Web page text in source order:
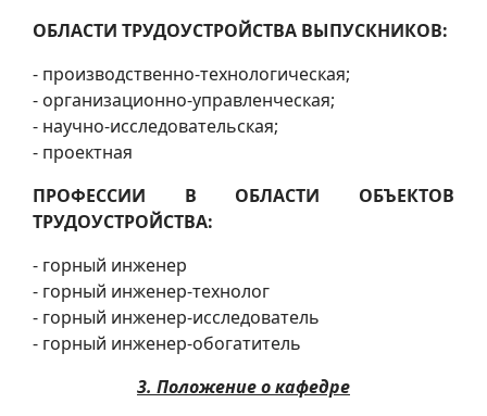
ОБЛАСТИ ТРУДОУСТРОЙСТВА ВЫПУСКНИКОВ:
- производственно-технологическая;
- организационно-управленческая;
- научно-исследовательская;
- проектная
ПРОФЕССИИ В ОБЛАСТИ ОБЪЕКТОВ
ТРУДОУСТРОЙСТВА:
- горный инженер
- горный инженер-технолог
- горный инженер-исследователь
- горный инженер-обогатитель
3. Положение о кафедре